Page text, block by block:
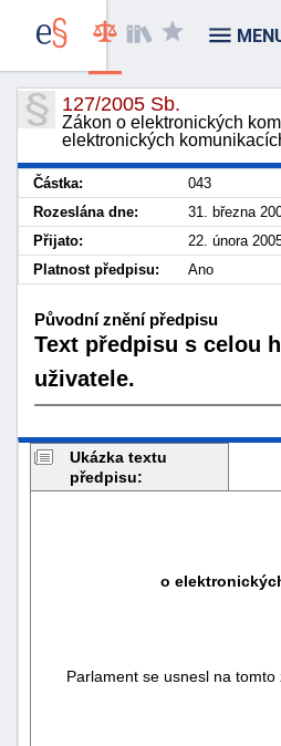
127/2005 Sb.
Zákon o elektronických
elektronických
Částka: 043
Rozeslána dne:
31. března
Přijato:
22. února
Platnost předpisu:
Ano
Původní znění předpisu
Text předpisu s celou
uživatele.
Ukázka textu
předpisu:
o
Parlament se usnesl na tomto